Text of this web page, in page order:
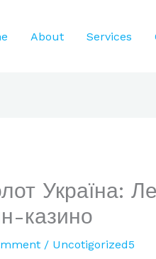
About Services
Україна:
казино
/ Uncotigorized5